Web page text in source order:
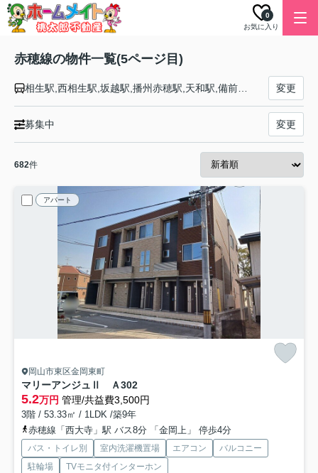
お気に入り
0
赤穂線の物件一覧(5ページ目)
変更
募集中 変更
682件
アパート
岡山市東区金岡東町
マリーアンジュⅡ Ａ302
5.2万円 管理/共益費3,500円
3階 / 53.33㎡ / 1LDK /築9年
赤穂線「西大寺」駅 バス8分 「金岡上」 停歩4分
バス・トイレ別 室内洗濯機置場 エアコン
バルコニー
駐輪場
TVモニタ付インターホン